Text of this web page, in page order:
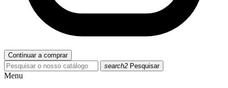
Continuar a comprar
search2 Pesquisar
Menu